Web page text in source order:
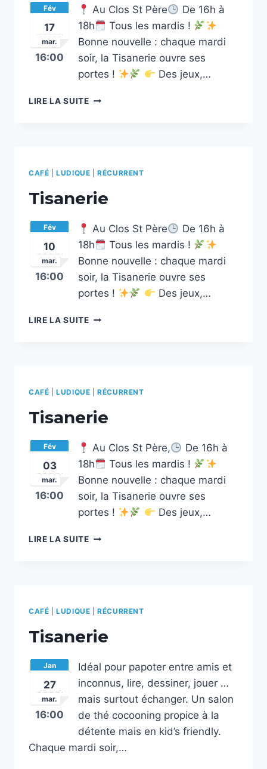
Fév
17
mar.
16:00
Au Clos St Père
De 16h à
18h
Tous les mardis !
Bonne nouvelle : chaque mardi
soir, la Tisanerie ouvre ses
portes !
Des jeux,…
LIRE LA SUITETISANERIE
CAFÉ |LUDIQUE |RÉCURRENT
Tisanerie
Fév
10
mar.
16:00
Au Clos St Père
De 16h à
18h
Tous les mardis !
Bonne nouvelle : chaque mardi
soir, la Tisanerie ouvre ses
portes !
Des jeux,…
LIRE LA SUITETISANERIE
CAFÉ |LUDIQUE |RÉCURRENT
Tisanerie
Fév
03
mar.
16:00
Au Clos St Père,
De 16h à
18h
Tous les mardis !
Bonne nouvelle : chaque mardi
soir, la Tisanerie ouvre ses
portes !
Des jeux,…
LIRE LA SUITETISANERIE
CAFÉ |LUDIQUE |RÉCURRENT
Tisanerie
Jan
27
mar.
16:00
Idéal pour papoter entre amis et
inconnus, lire, dessiner, jouer …
mais surtout échanger. Un salon
de thé cocooning propice à la
détente mais en kid’s friendly.
Chaque mardi soir,…